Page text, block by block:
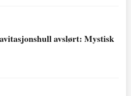
avslørt: Mystisk